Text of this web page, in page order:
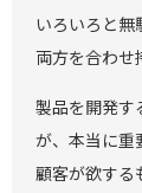
いろいろと無
両方を合わせ
製品を開発す
が、本当に重
顧客が欲する